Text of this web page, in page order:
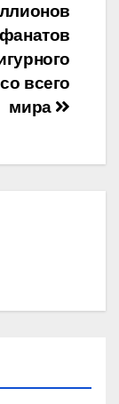
фанатов
всего
мира